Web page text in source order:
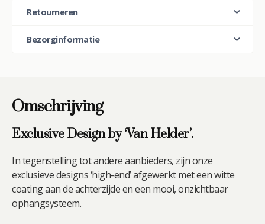
(Japandi
aantal
Retourneren
Bezorginformatie
Omschrijving
Exclusive Design by ‘Van Helder’.
In tegenstelling tot andere aanbieders, zijn onze
exclusieve designs ‘high-end’ afgewerkt met een witte
coating aan de achterzijde en een mooi, onzichtbaar
ophangsysteem.